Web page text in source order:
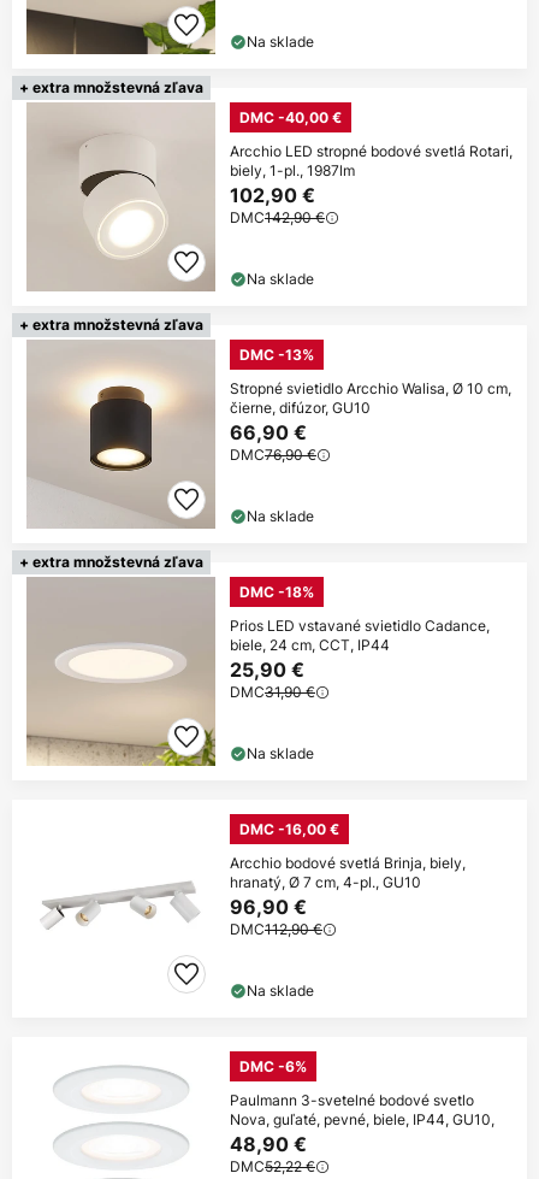
Na sklade
+ extra množstevná zľava
DMC -40,00 €
Arcchio LED stropné bodové svetlá Rotari,
biely, 1-pl., 1987lm
102,90 €
DMC142,90 €
Na sklade
+ extra množstevná zľava
DMC -13%
Stropné svietidlo Arcchio Walisa, Ø 10 cm,
čierne, difúzor, GU10
66,90 €
DMC76,90 €
Na sklade
+ extra množstevná zľava
DMC -18%
Prios LED vstavané svietidlo Cadance,
biele, 24 cm, CCT, IP44
25,90 €
DMC31,90 €
Na sklade
DMC -16,00 €
Arcchio bodové svetlá Brinja, biely,
hranatý, Ø 7 cm, 4-pl., GU10
96,90 €
DMC112,90 €
Na sklade
DMC -6%
Paulmann 3-svetelné bodové svetlo
Nova, guľaté, pevné, biele, IP44, GU10,
48,90 €
DMC52,22 €